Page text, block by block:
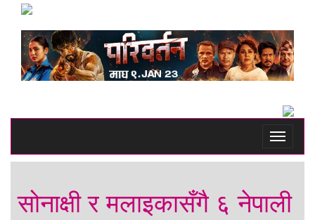
Toggle
सोनाक्षी र मलाइकासँगै ६ नेपाली